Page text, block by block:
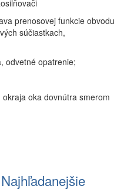
prenosovej funkcie obvodu
súčiastkach,
odvetné opatrenie;
okraja oka dovnútra smerom
Najhľadanejšie